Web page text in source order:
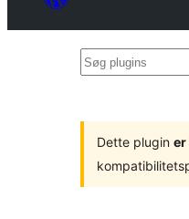
Søg
Dette plugin er